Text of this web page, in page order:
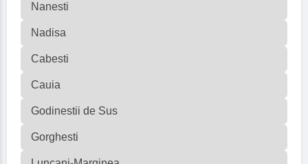
Nanesti
Nadisa
Cabesti
Cauia
Godinestii de Sus
Gorghesti